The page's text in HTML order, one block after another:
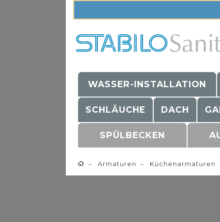
WASSER-INSTALLATION
SCHLÄUCHE DACH
SPÜLBECKEN
Armaturen Küchenarmaturen